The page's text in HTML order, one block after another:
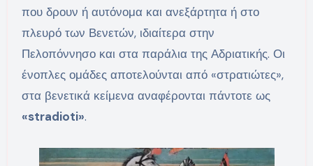
που δρουν ή αυτόνομα και ανεξάρτητα ή στο
πλευρό των Βενετών, ιδιαίτερα στην
Πελοπόννησο και στα παράλια της Αδριατικής. Οι
ένοπλες ομάδες αποτελούνται από «στρατιώτες»,
στα βενετικά κείμενα αναφέρονται πάντοτε ως
«stradioti».